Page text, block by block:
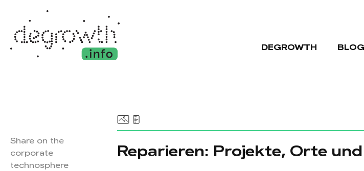
DEGROWTH BLOG
Reparieren: Projekte, Orte
Share on the
corporate
technosphere